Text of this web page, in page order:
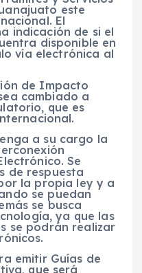
este
El
indicación de si el
disponible en
vía electrónica al
de Impacto
cambiado a
que es
a su cargo la
Se
de respuesta
la propia ley y a
se puedan
se busca
ya que las
se podrán realizar
emitir Guías de
que será